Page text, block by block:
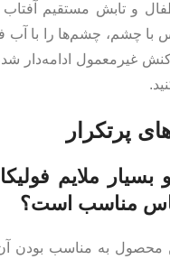
و تابش مستقیم آفتاب
چشم، چشم‌ها را با آب
غیرمعمول
پرتکرار
بسیار ملایم
مناسب است؟
محصول به مناسب بودن